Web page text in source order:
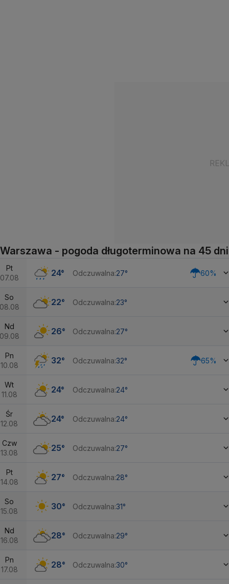
Warszawa - pogoda długoterminowa na 45 dni
Pt
07.08
24° Odczuwalna:27° 60%
So
22° Odczuwalna:23°
Nd
26° Odczuwalna:27°
Pn
10.08
32° Odczuwalna:32° 65%
Wt
11.08
24° Odczuwalna:24°
Śr
12.08
24° Odczuwalna:24°
Czw
13.08
25° Odczuwalna:27°
Pt
14.08
27° Odczuwalna:28°
So
15.08
30° Odczuwalna:31°
Nd
16.08
28° Odczuwalna:29°
Pn
17.08
28° Odczuwalna:30°